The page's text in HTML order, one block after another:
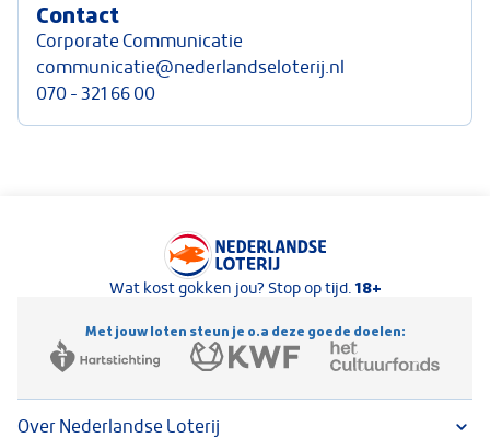
Contact
Corporate Communicatie
communicatie@nederlandseloterij.nl
070 - 321 66 00
Wat kost gokken jou? Stop op tijd.18+
Met jouw loten steun je o.a deze goede doelen:
Over Nederlandse Loterij
Keurmerken van Nederlandse Loterij